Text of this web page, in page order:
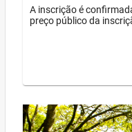
A inscrição é
preço público da